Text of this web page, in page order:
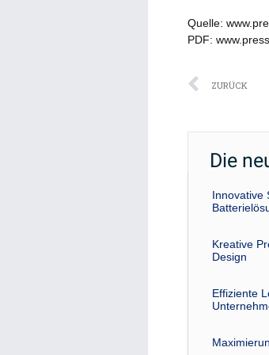
Quelle:
PDF:
Zurück
ZURÜCK
Die
Innovative
Kreative
Design
Effiziente